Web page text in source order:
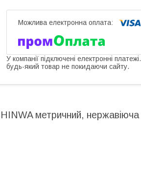
У компанії підключені електронні
будь-який товар не покидаючи сайту.
метричний,